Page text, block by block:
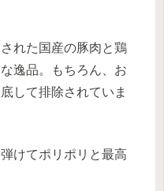
れた国産の豚肉と鶏
逸品。もちろん、お
して排除されていま
けてポリポリと最高